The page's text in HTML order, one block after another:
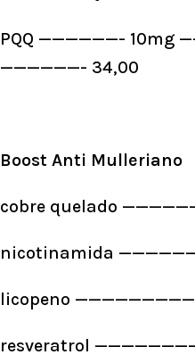
PQQ ——————- 10mg
——————- 34,00
Boost Anti Mulleriano
cobre quelado
nicotinamida
licopeno
resveratrol